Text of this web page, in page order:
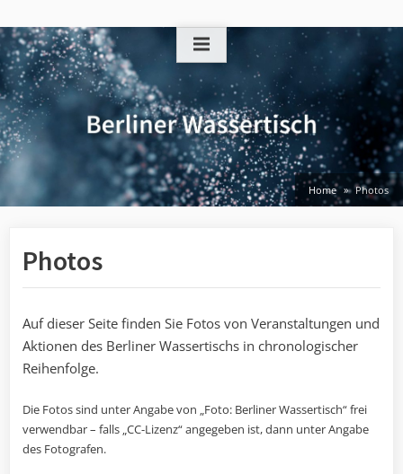
to
content
Home Photos
Photos
Auf dieser Seite finden Sie Fotos von Veranstaltungen und
Aktionen des Berliner Wassertischs in chronologischer
Reihenfolge.
Die Fotos sind unter Angabe von „Foto: Berliner Wassertisch“ frei
verwendbar – falls „CC-Lizenz“ angegeben ist, dann unter Angabe
des Fotografen.